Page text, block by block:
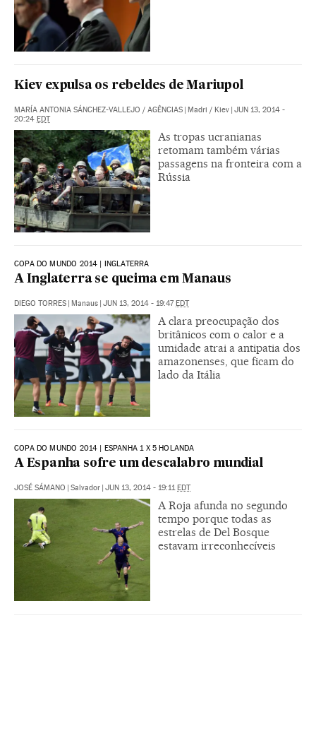
Kiev expulsa os rebeldes de Mariupol
MARÍA ANTONIA SÁNCHEZ-VALLEJO / AGÊNCIAS Madri / Kiev JUN 13, 2014 -
20:24 EDT
As tropas ucranianas
retomam também várias
passagens na fronteira com a
Rússia
COPA DO MUNDO 2014 | INGLATERRA
A Inglaterra se queima em Manaus
DIEGO TORRES | Manaus | JUN 13, 2014 - 19:47EDT
A clara preocupação dos
britânicos com o calor e a
umidade atrai a antipatia dos
amazonenses, que ficam do
lado da Itália
COPA DO MUNDO 2014 | ESPANHA 1 X 5 HOLANDA
A Espanha sofre um descalabro mundial
JOSÉ SÁMANO | Salvador | JUN 13, 2014 - 19:11EDT
A Roja afunda no segundo
tempo porque todas as
estrelas de Del Bosque
estavam irreconhecíveis